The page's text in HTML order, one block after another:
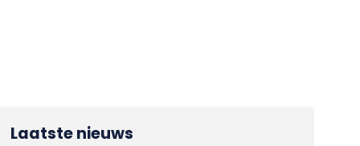
Laatste nieuws